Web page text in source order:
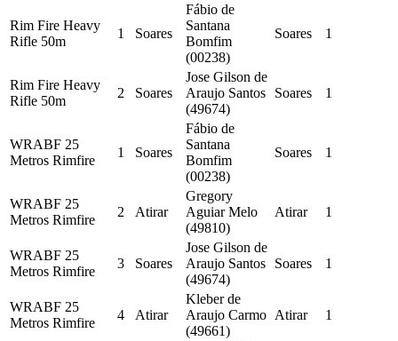
Rim Fire Heavy
Rifle 50m
1 Soares
Fábio de
Santana
Bomfim
(00238)
Soares 1
Rim Fire Heavy
Rifle 50m
2 Soares
Jose Gilson de
Araujo Santos
(49674)
Soares 1
WRABF 25
Metros Rimfire
1 Soares
Fábio de
Santana
Bomfim
(00238)
Soares 1
WRABF 25
Metros Rimfire
2 Atirar
Gregory
Aguiar Melo
(49810)
Atirar 1
WRABF 25
Metros Rimfire
3 Soares
Jose Gilson de
Araujo Santos
(49674)
Soares 1
WRABF 25
Metros Rimfire
4 Atirar
Kleber de
Araujo Carmo
(49661)
Atirar 1